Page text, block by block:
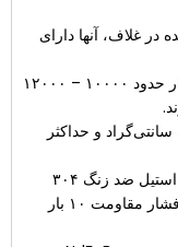
در غلاف، آنها دارای
آهنرباهای نئودیمیوم NdFeB با قدرت شار حدود ۱۰۰۰۰ – ۱۲۰۰۰
دماهای استاندارد ۸۰ درجه سانتی‌گراد و حداکثر
فیلترهای مغناطیسی میله‌ای از محفظه استیل ضد زنگ ۳۰۴
ریخته‌گری یا جوش داده شده با حداکثر فشار مقاومت ۱۰ بار